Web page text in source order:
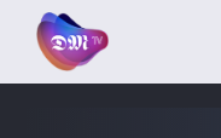
Painel de